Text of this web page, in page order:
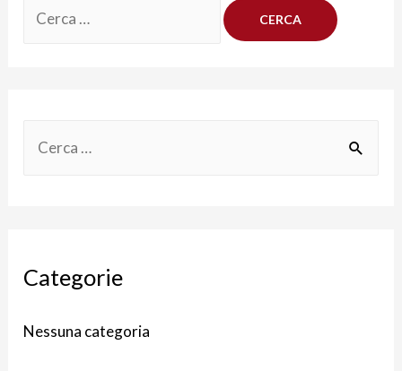
Categorie
Nessuna categoria